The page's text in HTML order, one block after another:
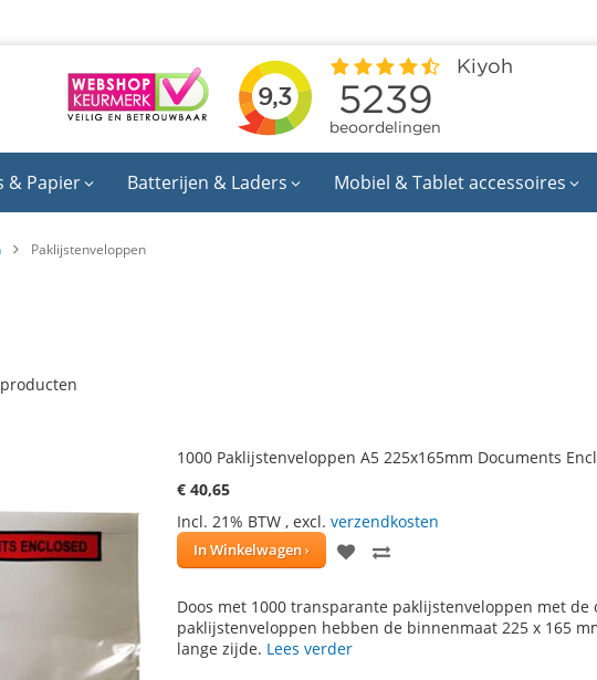
& Papier Batterijen & Laders Mobiel & Tablet accessoires
Paklijstenveloppen
1000 Paklijstenveloppen A5 225x165mm Documents
€ 40,65
Incl. 21% BTW , excl. verzendkosten
In Winkelwagen
VOEG
AANTE
Doos met 1000 transparante paklijstenveloppen met de
paklijstenveloppen hebben de binnenmaat 225 x 165
lange zijde. Lees verder